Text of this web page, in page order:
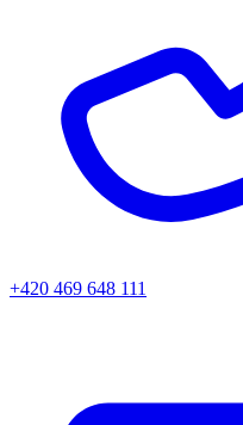
+420 469 648 111